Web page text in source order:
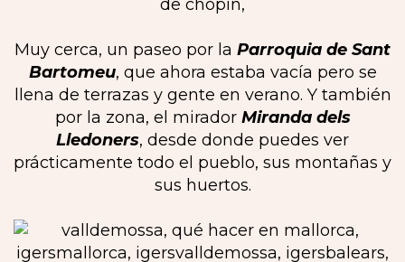
Muy cerca, un paseo por la Parroquia de Sant
Bartomeu, que ahora estaba vacía pero se
llena de terrazas y gente en verano. Y también
por la zona, el mirador Miranda dels
Lledoners, desde donde puedes ver
prácticamente todo el pueblo, sus montañas y
sus huertos.